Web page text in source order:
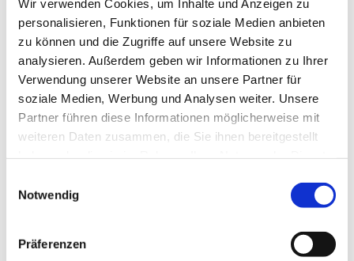
Wir verwenden Cookies, um Inhalte und Anzeigen zu
personalisieren, Funktionen für soziale Medien anbieten
zu können und die Zugriffe auf unsere Website zu
analysieren. Außerdem geben wir Informationen zu Ihrer
Verwendung unserer Website an unsere Partner für
soziale Medien, Werbung und Analysen weiter. Unsere
Partner führen diese Informationen möglicherweise mit
weiteren Daten zusammen, die Sie ihnen bereitgestellt
Notwendig
Präferenzen
Dies könnte Sie auch
interessieren